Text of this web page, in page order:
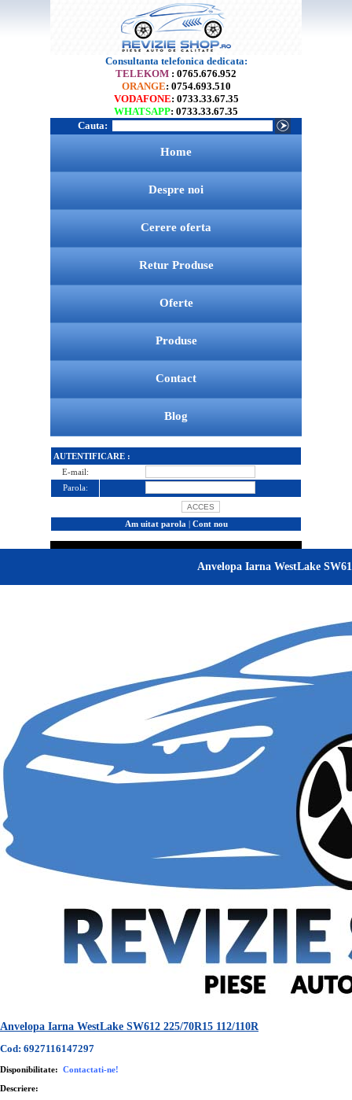
Consultanta telefonica dedicata:
TELEKOM : 0765.676.952
ORANGE: 0754.693.510
VODAFONE: 0733.33.67.35
WHATSAPP: 0733.33.67.35
Cauta:
Home
Despre noi
Cerere oferta
Retur Produse
Oferte
Produse
Contact
Blog
AUTENTIFICARE :
E-mail:
Parola:
Am uitat parola | Cont nou
Anvelopa Iarna WestLake
Anvelopa Iarna WestLake SW612 225/70R15 112/110R
Cod: 6927116147297
Disponibilitate: Contactati-ne!
Descriere: